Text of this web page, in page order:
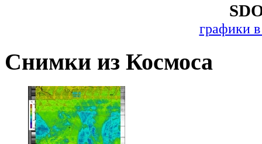
графики
Снимки из Космоса